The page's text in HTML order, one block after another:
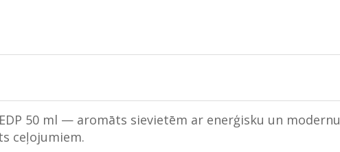
50 ml — aromāts sievietēm ar enerģisku un modernu
ceļojumiem.